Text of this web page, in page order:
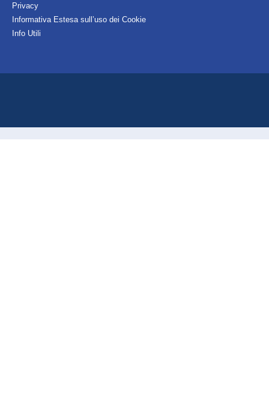
Privacy
Informativa Estesa sull’uso dei Cookie
Info Utili